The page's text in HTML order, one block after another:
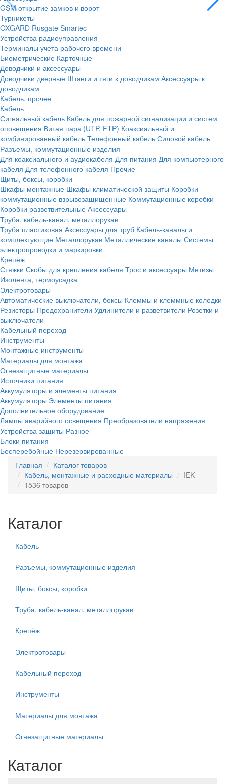
GSM открытие замков и ворот
Турникеты
OXGARD Rusgate Smartec
Устройства радиоуправления
Терминалы учета рабочего времени
Биометрические Карточные
Доводчики и аксессуары
Доводчики дверные Штанги и тяги к доводчикам Аксессуары к
доводчикам
Кабель, прочее
Кабель
Сигнальный кабель Кабель для пожарной сигнализации и систем
оповещения Витая пара (UTP, FTP) Коаксиальный и
комбинированный кабель Телефонный кабель Силовой кабель
Разъемы, коммутационные изделия
Для коаксиального и аудиокабеля Для питания Для компьютерного
кабеля Для телефонного кабеля Прочие
Щиты, боксы, коробки
Шкафы монтажные Шкафы климатической защиты Коробки
коммутационные взрывозащищенные Коммутационные коробки
Коробки разветвительные Аксессуары
Труба, кабель-канал, металлорукав
Труба пластиковая Аксессуары для труб Кабель-каналы и
комплектующие Металлорукав Металлические каналы Системы
электропроводки и маркировки
Крепёж
Стяжки Скобы для крепления кабеля Трос и аксессуары Метизы
Изолента, термоусадка
Электротовары
Автоматические выключатели, боксы Клеммы и клеммные колодки
Резисторы Предохранители Удлинители и разветвители Розетки и
выключатели
Кабельный переход
Инструменты
Монтажные инструменты
Материалы для монтажа
Огнезащитные материалы
Источники питания
Аккумуляторы и элементы питания
Аккумуляторы Элементы питания
Дополнительное оборудование
Лампы аварийного освещения Преобразователи напряжения
Устройства защиты Разное
Блоки питания
Бесперебойные Нерезервированные
Главная
Каталог товаров
Кабель, монтажные и расходные материалы
IEK
1536 товаров
Каталог
Кабель
Разъемы, коммутационные изделия
Щиты, боксы, коробки
Труба, кабель-канал, металлорукав
Крепёж
Электротовары
Кабельный переход
Инструменты
Материалы для монтажа
Огнезащитные материалы
Каталог